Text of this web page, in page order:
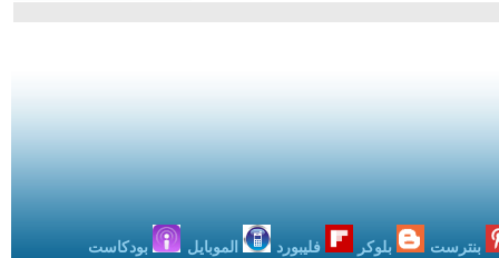
بنترست بلوكر فليبورد الموبايل بودكاست